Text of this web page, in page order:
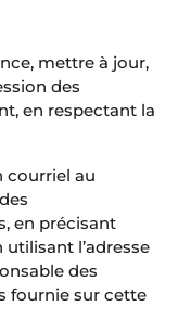
mettre à jour,
des
en respectant la
courriel au
en précisant
utilisant l’adresse
des
fournie sur cette